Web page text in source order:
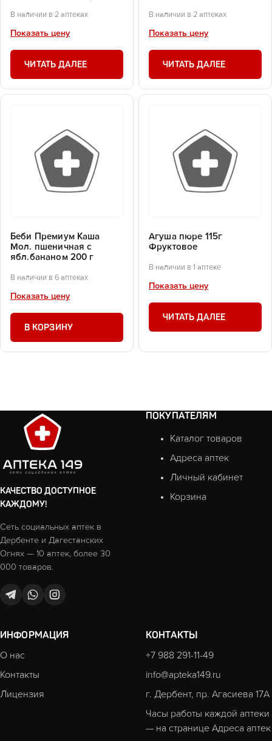
В наличии в 2 аптеках
Показать цену
ЧИТАТЬ ДАЛЕЕ
В наличии в 2 аптеках
Показать цену
ЧИТАТЬ ДАЛЕЕ
Беби Премиум Каша
Мол. пшеничная с
ябл.бананом 200 г
В наличии в 6 аптеках
Показать цену
В КОРЗИНУ
Агуша пюре 115г
Фруктовое
В наличии в 1 аптеке
Показать цену
ЧИТАТЬ ДАЛЕЕ
КАЧЕСТВО ДОСТУПНОЕ
КАЖДОМУ!
Сеть социальных аптек в
Дербенте и Дагестанских
Огнях — 10 аптек, более 30
000 товаров.
ПОКУПАТЕЛЯМ
Каталог товаров
Адреса аптек
Личный кабинет
Корзина
ИНФОРМАЦИЯ
О нас
Контакты
Лицензия
КОНТАКТЫ
+7 988 291-11-49
info@apteka149.ru
г. Дербент, пр. Агасиева 17А
Часы работы каждой аптеки
— на странице Адреса аптек